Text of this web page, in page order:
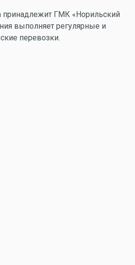
принадлежит ГМК «Норильский
выполняет регулярные и
перевозки.